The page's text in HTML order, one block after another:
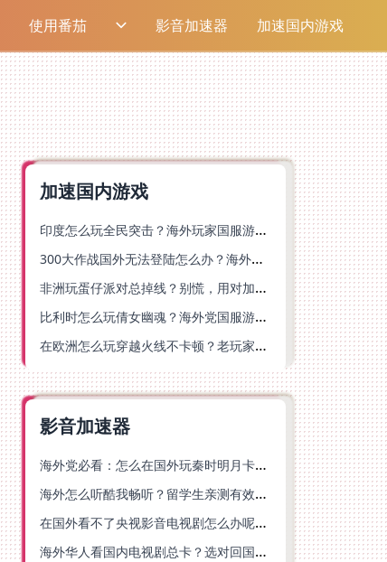
使用番茄 影音加速器 加速国内游戏
加速国内游戏
印度怎么玩全民突击？海外玩家国服游戏加速器终极指南（附原神延迟优化+精灵之境加速器选择）
300大作战国外无法登陆怎么办？海外玩家国服畅玩终极指南（附实测推荐）
非洲玩蛋仔派对总掉线？别慌，用对加速器就能丝滑开跑！
比利时怎么玩倩女幽魂？海外党国服游戏加速避坑指南（附实测推荐）
在欧洲怎么玩穿越火线不卡顿？老玩家亲测有效的加速器选择指南
影音加速器
海外党必看：怎么在国外玩秦时明月卡牌版？附豆瓣EZCast地区限制破解法
海外怎么听酷我畅听？留学生亲测有效的华语内容解锁指南
在国外看不了央视影音电视剧怎么办呢？海外党亲测有效的回国加速方案
海外华人看国内电视剧总卡？选对回国加速器，还能解决菲律宾打不开反诈中心的问题